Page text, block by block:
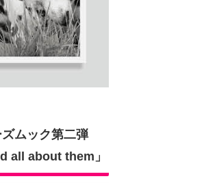
ムック第二弾
all about them」